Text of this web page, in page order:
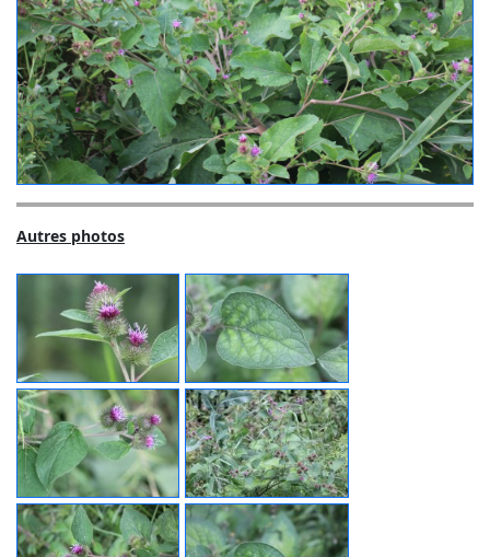
Autres photos